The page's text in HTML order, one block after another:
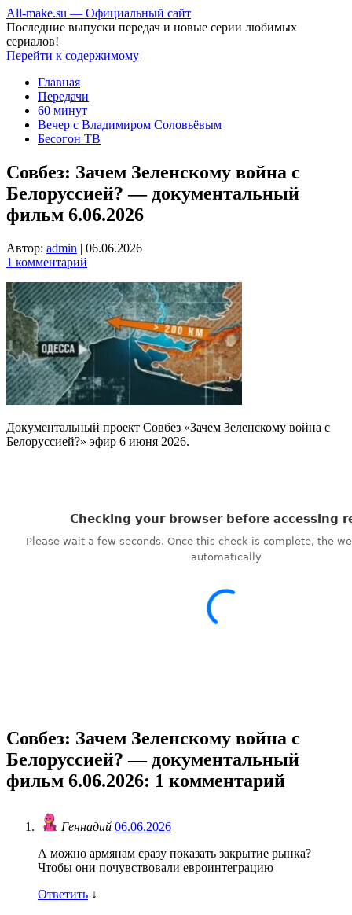
All-make.su — Официальный сайт
Последние выпуски передач и новые серии любимых
сериалов!
Перейти к содержимому
Главная
Передачи
60 минут
Вечер с Владимиром Соловьёвым
Бесогон ТВ
Совбез: Зачем Зеленскому война с
Белоруссией? — документальный
фильм 6.06.2026
Автор: admin | 06.06.2026
1 комментарий
Документальный проект Совбез «Зачем Зеленскому война с
Белоруссией?» эфир 6 июня 2026.
Совбез: Зачем Зеленскому война с
Белоруссией? — документальный
фильм 6.06.2026: 1 комментарий
Геннадий 06.06.2026
А можно армянам сразу показать закрытие рынка?
Чтобы они почувствовали евроинтеграцию
Ответить ↓